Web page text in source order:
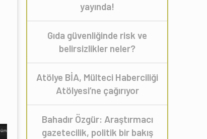
yayında!
Gıda güvenliğinde risk ve
belirsizlikler neler?
Atölye BİA, Mülteci Haberciliği
Atölyesi’ne çağırıyor
Bahadır Özgür: Araştırmacı
gazetecilik, politik bir bakış